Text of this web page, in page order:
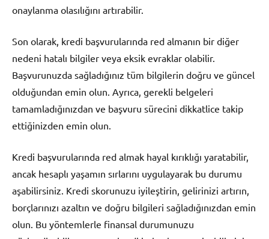
onaylanma olasılığını artırabilir.
Son olarak, kredi başvurularında red almanın bir diğer
nedeni hatalı bilgiler veya eksik evraklar olabilir.
Başvurunuzda sağladığınız tüm bilgilerin doğru ve güncel
olduğundan emin olun. Ayrıca, gerekli belgeleri
tamamladığınızdan ve başvuru sürecini dikkatlice takip
ettiğinizden emin olun.
Kredi başvurularında red almak hayal kırıklığı yaratabilir,
ancak hesaplı yaşamın sırlarını uygulayarak bu durumu
aşabilirsiniz. Kredi skorunuzu iyileştirin, gelirinizi artırın,
borçlarınızı azaltın ve doğru bilgileri sağladığınızdan emin
olun. Bu yöntemlerle finansal durumunuzu